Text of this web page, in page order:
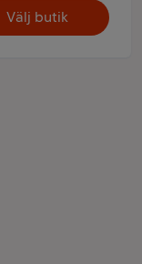
Välj butik